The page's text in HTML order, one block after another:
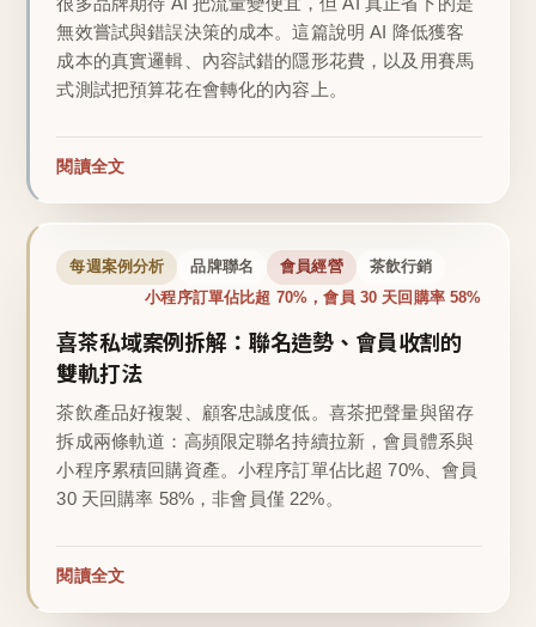
無效嘗試與錯誤決策的成本。這篇說明 AI 降低獲客
成本的真實邏輯、內容試錯的隱形花費，以及用賽馬
式測試把預算花在會轉化的內容上。
閱讀全文
每週案例分析 品牌聯名 會員經營 茶飲行銷
小程序訂單佔比超 70%，會員 30 天回購率 58%
喜茶私域案例拆解：聯名造勢、會員收割的
雙軌打法
茶飲產品好複製、顧客忠誠度低。喜茶把聲量與留存
拆成兩條軌道：高頻限定聯名持續拉新，會員體系與
小程序累積回購資產。小程序訂單佔比超 70%、會員
30 天回購率 58%，非會員僅 22%。
閱讀全文